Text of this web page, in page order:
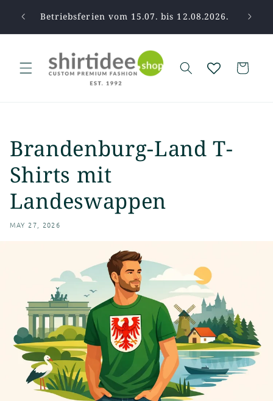
contentBetriebsferien vom 15.07. bis 12.08.2026.
Cart
Brandenburg-Land T-
Shirts mit
Landeswappen
MAY 27, 2026